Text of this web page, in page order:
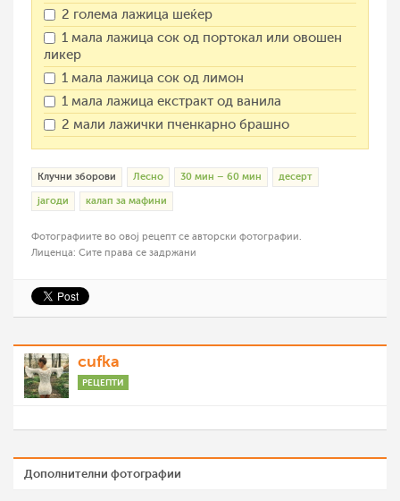
2 голема лажица шеќер
1 мала лажица сок од портокал или овошен
ликер
1 мала лажица сок од лимон
1 мала лажица екстракт од ванила
2 мали лажички пченкарно брашно
Клучни зборови Лесно 30 мин – 60 мин десерт
јагоди калап за мафини
Фотографиите во овој рецепт се авторски фотографии.
Лиценца: Сите права се задржани
cufka
РЕЦЕПТИ
Дополнителни фотографии